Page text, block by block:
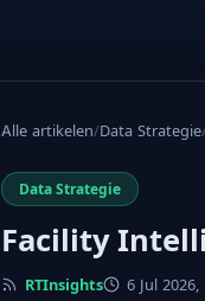
Alle artikelen/Data Strategie
Data Strategie
Facility
RTInsights 6 Jul 2026,